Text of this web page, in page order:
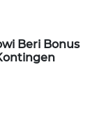
Beri Bonus